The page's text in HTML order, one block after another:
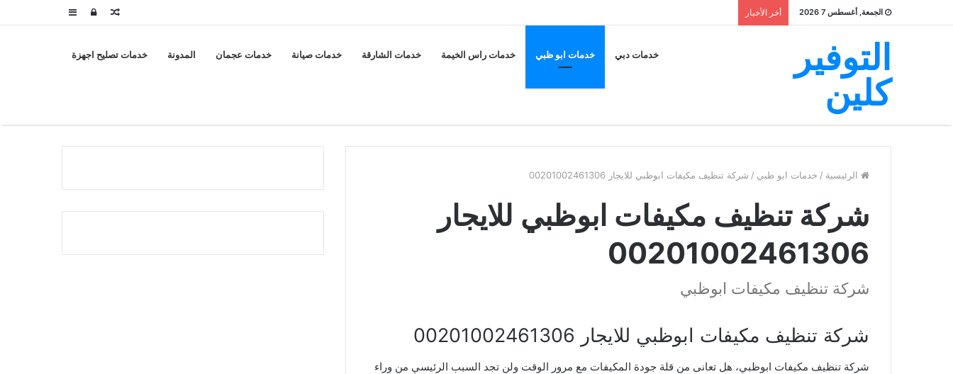
الجمعة, أغسطس 7 2026 أخر الأخبار إضافةتسجيلمقال
التوفير
كلين
خدمات دبي خدمات ابو ظبي خدمات راس الخيمة خدمات الشارقة خدمات صيانة خدمات عجمان المدونة خدمات تصليح اجهزة
الرئيسية / خدمات ابو ظبي / شركة تنظيف مكيفات ابوظبي للايجار 00201002461306
شركة تنظيف مكيفات ابوظبي للايجار
00201002461306
شركة تنظيف مكيفات ابوظبي
شركة تنظيف مكيفات ابوظبي للايجار 00201002461306
شركة تنظيف مكيفات ابوظبي، هل تعانى من قلة جودة المكيفات مع مرور الوقت ولن تجد السبب الرئيسي من وراء